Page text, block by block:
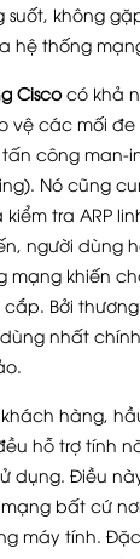
không
hệ thống
Ciscocó khả
vệ các mối
công man-
Nó cũng
tra ARP
người dùng
mạng khiến
Bởi
nhất
hàng,
hỗ trợ tính
dụng. Điều
bất cứ
máy tính.